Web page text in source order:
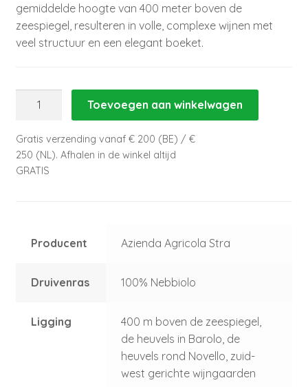
gemiddelde hoogte van 400 meter boven de
zeespiegel, resulteren in volle, complexe wijnen met
veel structuur en een elegant boeket.
Barolo
"Ciocchini
Loschetto"
-
Toevoegen aan winkelwagen
Gratis verzending vanaf € 200 (BE) / €
250 (NL). Afhalen in de winkel altijd
GRATIS
Producent Azienda Agricola Stra
Druivenras 100% Nebbiolo
Ligging
400 m boven de zeespiegel,
de heuvels in Barolo, de
heuvels rond Novello, zuid-
west gerichte wijngaarden